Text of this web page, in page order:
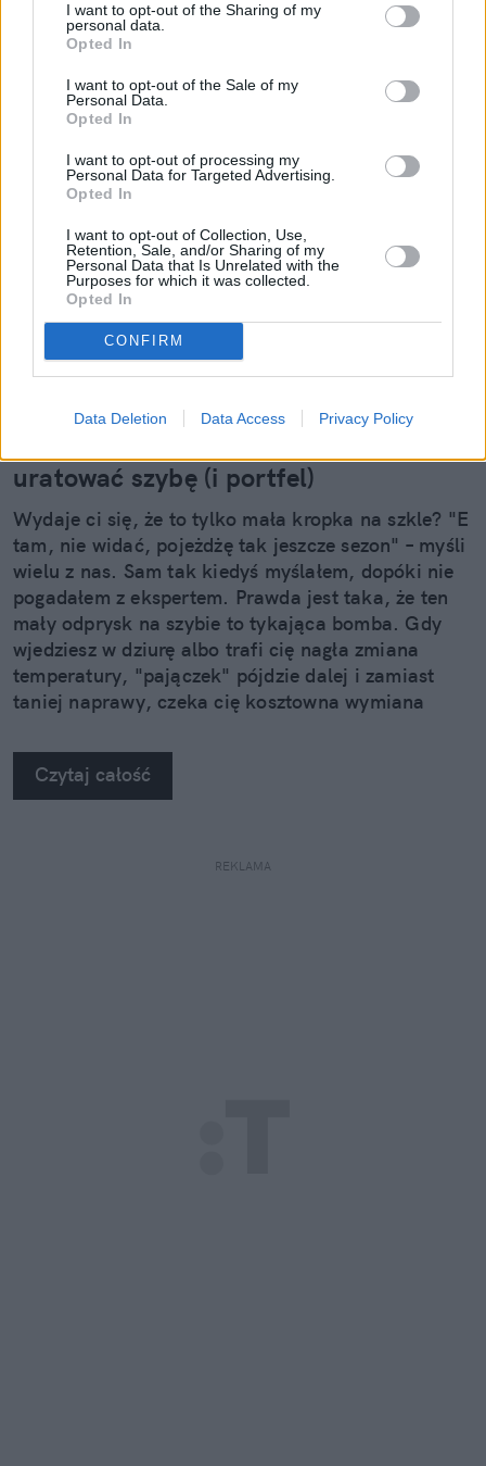
I want to opt-out of the Sharing of my
personal data.
Opted In
I want to opt-out of the Sale of my
Personal Data.
Opted In
I want to opt-out of processing my
Personal Data for Targeted Advertising.
Opted In
I want to opt-out of Collection, Use,
Retention, Sale, and/or Sharing of my
Personal Data that Is Unrelated with the
Purposes for which it was collected.
Opted In
CONFIRM
Data Deletion Data Access Privacy Policy
Mały odprysk to wielki problem.
uratować szybę (i portfel)
Wydaje ci się, że to tylko mała kropka na szkle? "E
tam, nie widać, pojeżdżę tak jeszcze sezon" – myśli
wielu z nas. Sam tak kiedyś myślałem, dopóki nie
pogadałem z ekspertem. Prawda jest taka, że ten
mały odprysk na szybie to tykająca bomba. Gdy
wjedziesz w dziurę albo trafi cię nagła zmiana
temperatury, "pajączek" pójdzie dalej i zamiast
taniej naprawy, czeka cię kosztowna wymiana
na własne oczy zobaczyć, jak profesjonaliści radzą
sobie z takimi uszkodzeniami.
Czytaj całość
REKLAMA